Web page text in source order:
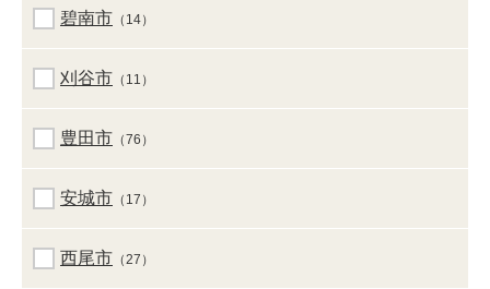
碧南市 （14）
刈谷市 （11）
豊田市 （76）
安城市 （17）
西尾市 （27）